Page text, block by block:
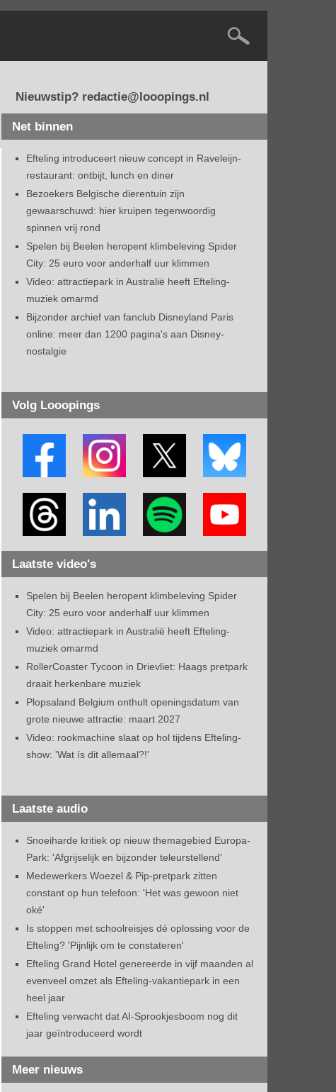
Nieuwstip? redactie@looopings.nl
Net binnen
Efteling introduceert nieuw concept in Raveleijn-
restaurant: ontbijt, lunch en diner
Bezoekers Belgische dierentuin zijn
gewaarschuwd: hier kruipen tegenwoordig
spinnen vrij rond
Spelen bij Beelen heropent klimbeleving Spider
City: 25 euro voor anderhalf uur klimmen
Video: attractiepark in Australië heeft Efteling-
muziek omarmd
Bijzonder archief van fanclub Disneyland Paris
online: meer dan 1200 pagina's aan Disney-
nostalgie
Volg Looopings
Laatste video's
Spelen bij Beelen heropent klimbeleving Spider
City: 25 euro voor anderhalf uur klimmen
Video: attractiepark in Australië heeft Efteling-
muziek omarmd
RollerCoaster Tycoon in Drievliet: Haags pretpark
draait herkenbare muziek
Plopsaland Belgium onthult openingsdatum van
grote nieuwe attractie: maart 2027
Video: rookmachine slaat op hol tijdens Efteling-
show: 'Wat ís dit allemaal?!'
Laatste audio
Snoeiharde kritiek op nieuw themagebied Europa-
Park: 'Afgrijselijk en bijzonder teleurstellend'
Medewerkers Woezel & Pip-pretpark zitten
constant op hun telefoon: 'Het was gewoon niet
oké'
Is stoppen met schoolreisjes dé oplossing voor de
Efteling? 'Pijnlijk om te constateren'
Efteling Grand Hotel genereerde in vijf maanden al
evenveel omzet als Efteling-vakantiepark in een
heel jaar
Efteling verwacht dat AI-Sprookjesboom nog dit
jaar geïntroduceerd wordt
Meer nieuws